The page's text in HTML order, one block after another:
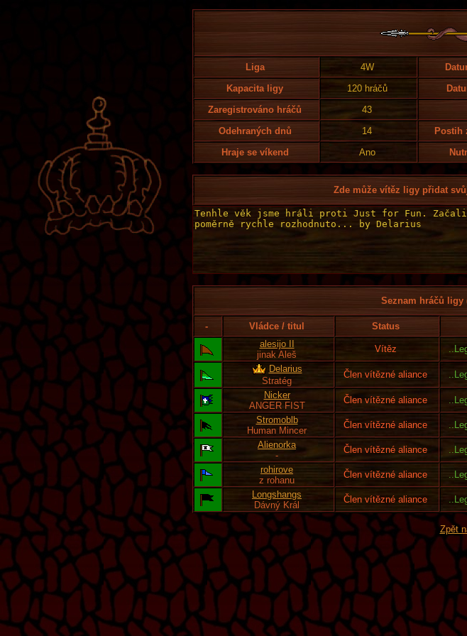
Liga 4W
Kapacita ligy
120 hráčů
Zaregistrováno hráčů
43
Odehraných dnů
14 Postih
Hraje se víkend
Ano
Zde může vítěz ligy přidat
Seznam hráčů
- Vládce / titul Status
alesijo II
jinak Aleš
Vítěz
Delarius
Stratég
Člen vítězné aliance
Nicker
ANGER FIST
Člen vítězné aliance
Stromoblb
Human Mincer
Člen vítězné aliance
Alienorka
-
Člen vítězné aliance
rohirove
z rohanu
Člen vítězné aliance
Longshangs
Dávný Král
Člen vítězné aliance
Zpět